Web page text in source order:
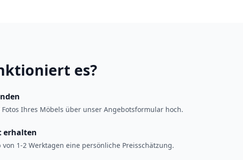
es?
Fotos Ihres Möbels über unser Angebotsformular hoch.
erhalten
1-2 Werktagen eine persönliche Preisschätzung.